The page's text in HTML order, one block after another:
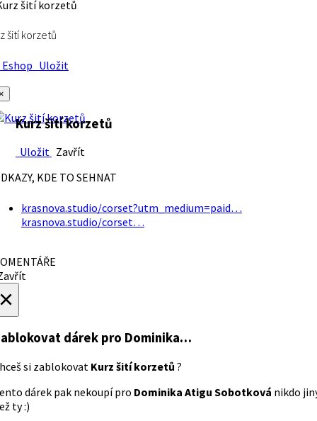
šití korzetů
Uložit
Kurz šití korzetů
Uložit Zavřít
KDE TO SEHNAT
krasnova.studio/corset?utm_medium=paid…
krasnova.studio/corset…
dárek pro Dominika…
si zablokovat Kurz šití korzetů ?
dárek pak nekoupí pro Dominika Atigu Sobotková nikdo
ty :)